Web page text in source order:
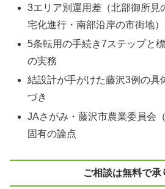
3エリア別運用差（北部御所見
宅化進行・南部沿岸の市街地）
5条転用の手続き7ステップと
の実務
結設計が手がけた藤沢3例の具
づき
JAさがみ・藤沢市農業委員会
固有の論点
ご相談は無料で承